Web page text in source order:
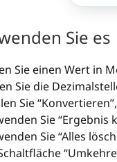
Sie es
Sie einen Wert in
Sie die
Sie
Sie “Ergebnis
Sie “Alles